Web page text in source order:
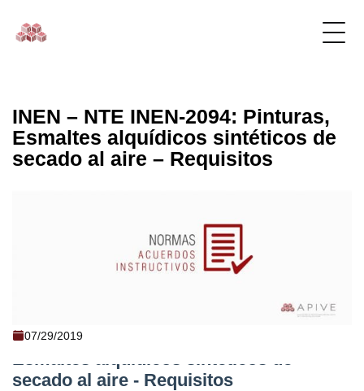
INEN – NTE INEN-2094: Pinturas,
Esmaltes alquídicos sintéticos de
secado al aire – Requisitos
07/29/2019
INEN - NTE INEN-2094: Pinturas,
Esmaltes alquídicos sintéticos de
secado al aire - Requisitos